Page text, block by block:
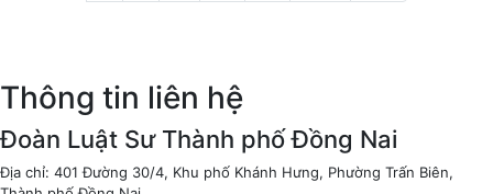
Thông tin liên hệ
Đoàn Luật Sư Thành phố Đồng Nai
Địa chỉ: 401 Đường 30/4, Khu phố Khánh Hưng, Phường Trấn Biên,